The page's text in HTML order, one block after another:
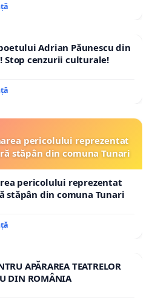
Adrian Păunescu din
Stop cenzurii culturale!
pericolului reprezentat
stăpân din comuna Tunari
pericolului reprezentat
stăpân din comuna Tunari
APĂRAREA TEATRELOR
DIN ROMÂNIA